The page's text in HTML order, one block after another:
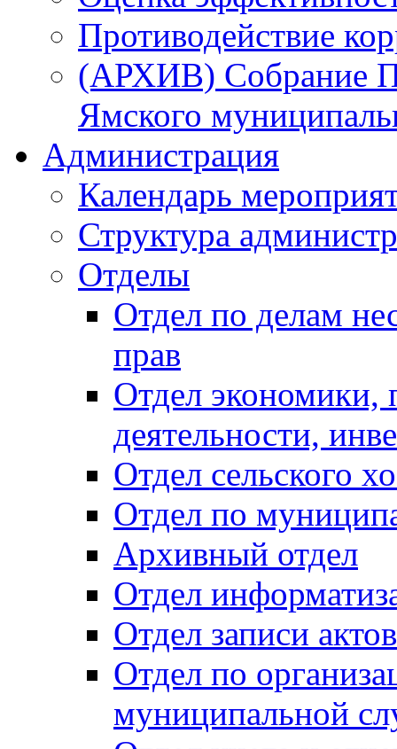
Противодействие
(АРХИВ) Собрание
Ямского
Администрация
Календарь
Структура
Отделы
Отдел по делам
прав
Отдел экономики,
деятельности,
Отдел сельского
Отдел по
Архивный отдел
Отдел
Отдел записи
Отдел по
муниципальной